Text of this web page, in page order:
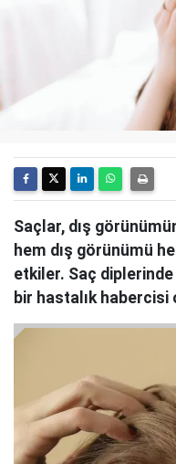
Saçlar, dış
hem dış görünümü
etkiler. Saç
bir hastalık